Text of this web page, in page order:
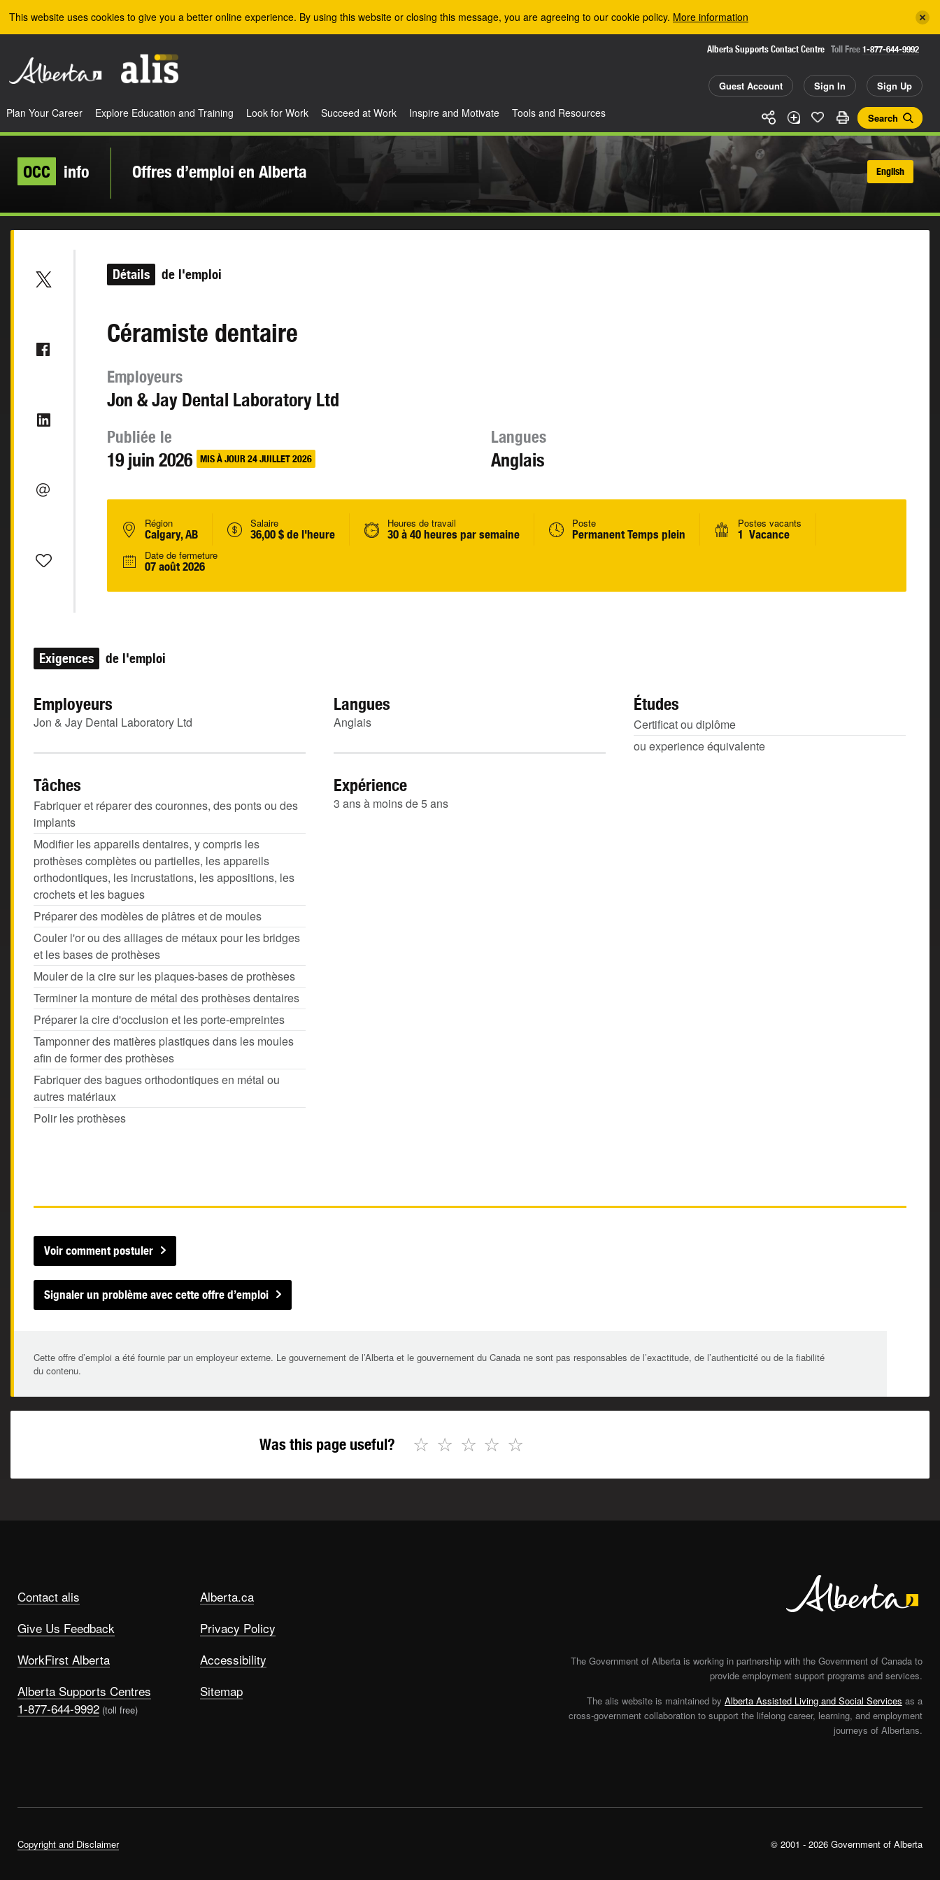
This website uses cookies to give you a better online experience. By using this website or closing this message, you are agreeing to our cookie policy. More information
Alberta Supports Contact Centre Toll Free 1-877-644-9992
Guest Account Sign In Sign Up
Search
Plan Your Career Explore Education and Training Look for Work Succeed at Work Inspire and Motivate Tools and Resources
OCC info Offres d’emploi en Alberta English
Détails de l'emploi
Céramiste dentaire
Employeurs
Jon & Jay Dental Laboratory Ltd
Publiée le
19 juin 2026 MIS À JOUR 24 JUILLET 2026
Langues
Anglais
Région
Calgary, AB
Salaire
36,00 $ de l'heure
Heures de travail
30 à 40 heures par semaine
Poste
Permanent Temps plein
Postes vacants
1 Vacance
Date de fermeture
07 août 2026
Exigences de l'emploi
Employeurs
Jon & Jay Dental Laboratory Ltd
Langues
Anglais
Études
Certificat ou diplôme
ou experience équivalente
Tâches
Fabriquer et réparer des couronnes, des ponts ou des
implants
Modifier les appareils dentaires, y compris les
prothèses complètes ou partielles, les appareils
orthodontiques, les incrustations, les appositions, les
crochets et les bagues
Préparer des modèles de plâtres et de moules
Couler l'or ou des alliages de métaux pour les bridges
et les bases de prothèses
Mouler de la cire sur les plaques-bases de prothèses
Terminer la monture de métal des prothèses dentaires
Préparer la cire d'occlusion et les porte-empreintes
Tamponner des matières plastiques dans les moules
afin de former des prothèses
Fabriquer des bagues orthodontiques en métal ou
autres matériaux
Polir les prothèses
Expérience
3 ans à moins de 5 ans
Voir comment postuler
Signaler un problème avec cette offre d’emploi
Cette offre d’emploi a été fournie par un employeur externe. Le gouvernement de l’Alberta et le gouvernement du Canada ne sont pas responsables de l’exactitude, de l’authenticité ou de la fiabilité
du contenu.
Was this page useful? ☆
☆
☆
☆
☆
Contact alis
Give Us Feedback
WorkFirst Alberta
Alberta Supports Centres
1-877-644-9992 (toll free)
Alberta.ca
Privacy Policy
Accessibility
Sitemap
The Government of Alberta is working in partnership with the Government of Canada to
provide employment support programs and services.
The alis website is maintained by Alberta Assisted Living and Social Services as a
cross-government collaboration to support the lifelong career, learning, and employment
journeys of Albertans.
Copyright and Disclaimer © 2001 - 2026 Government of Alberta